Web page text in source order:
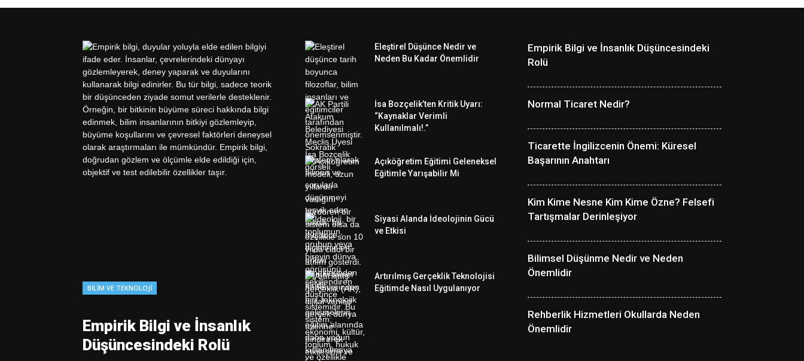
BILIM VE TEKNOLOJI
Empirik Bilgi ve İnsanlık
Düşüncesindeki Rolü
Eleştirel Düşünce Nedir ve
Neden Bu Kadar Önemlidir
İsa Bozçelik’ten Kritik Uyarı:
“Kaynaklar Verimli
Kullanılmalı!.”
Açıköğretim Eğitimi Geleneksel
Eğitimle Yarışabilir Mi
Siyasi Alanda İdeolojinin Gücü
ve Etkisi
Artırılmış Gerçeklik Teknolojisi
Eğitimde Nasıl Uygulanıyor
Empirik Bilgi ve İnsanlık Düşüncesindeki
Rolü
Normal Ticaret Nedir?
Ticarette İngilizcenin Önemi: Küresel
Başarının Anahtarı
Kim Kime Nesne Kim Kime Özne? Felsefi
Tartışmalar Derinleşiyor
Bilimsel Düşünme Nedir ve Neden
Önemlidir
Rehberlik Hizmetleri Okullarda Neden
Önemlidir